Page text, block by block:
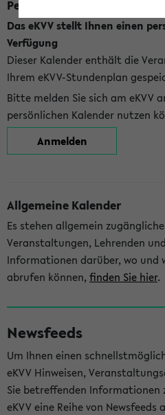
Persönlicher Kalender
Das eKVV stellt Ihnen einen
Verfügung
Dieser Kalender enthält die
Ihrem eKVV-Stundenplan
Bitte melden Sie sich am eKVV
persönlichen Kalender nutzen
Anmelden
Allgemeine Kalender
Es stehen allgemein
Veranstaltungen, Lehrenden
Informationen darüber, wo und
abrufen können, finden Sie hier.
Newsfeeds
Um Ihnen einen
eKVV Hinweisen,
Sie betreffenden
eKVV eine Reihe von Newsfeeds